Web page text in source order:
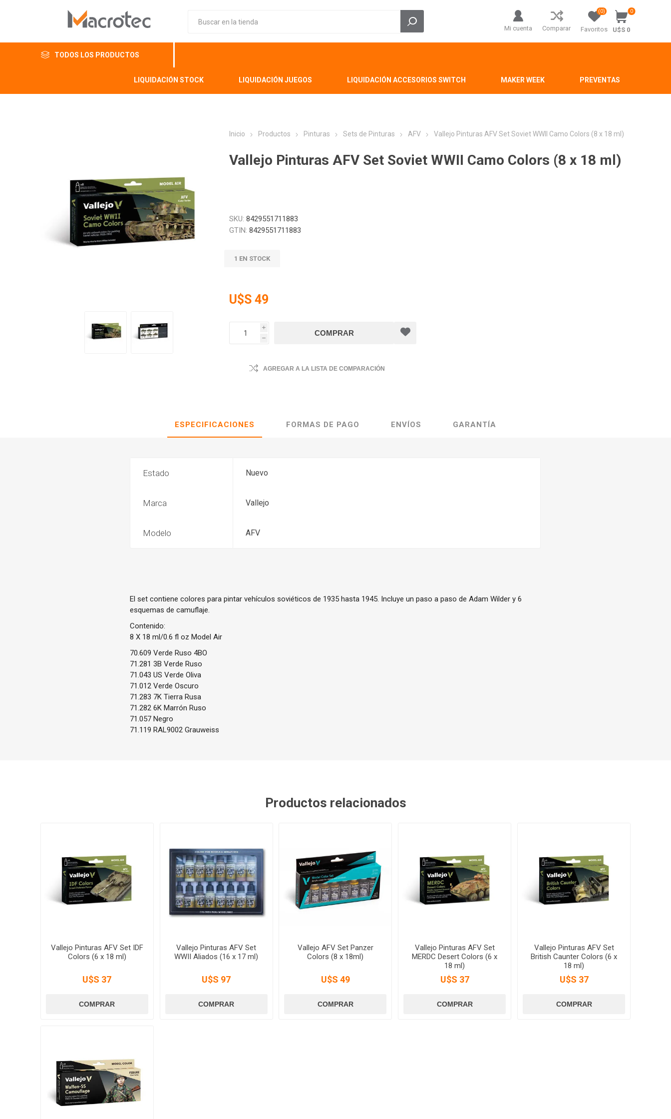
Mi cuenta Comparar Favoritos
(0) 0
U$S 0
TODOS LOS PRODUCTOS
LIQUIDACIÓN STOCK LIQUIDACIÓN JUEGOS LIQUIDACIÓN ACCESORIOS SWITCH MAKER WEEK PREVENTAS
Inicio Productos Pinturas Sets de Pinturas AFV Vallejo Pinturas AFV Set Soviet WWII Camo Colors (8 x 18 ml)
Vallejo Pinturas AFV Set Soviet WWII Camo Colors (8 x 18 ml)
SKU: 8429551711883
GTIN: 8429551711883
1 EN STOCK
U$S 49
i
h
AGREGAR A LA LISTA DE COMPARACIÓN
ESPECIFICACIONES FORMAS DE PAGO ENVÍOS GARANTÍA
Estado Nuevo
Marca Vallejo
Modelo AFV
El set contiene colores para pintar vehículos soviéticos de 1935 hasta 1945. Incluye un paso a paso de Adam Wilder y 6
esquemas de camuflaje.
Contenido:
8 X 18 ml/0.6 fl oz Model Air
70.609 Verde Ruso 4BO
71.281 3B Verde Ruso
71.043 US Verde Oliva
71.012 Verde Oscuro
71.283 7K Tierra Rusa
71.282 6K Marrón Ruso
71.057 Negro
71.119 RAL9002 Grauweiss
Productos relacionados
Vallejo Pinturas AFV Set IDF
Colors (6 x 18 ml)
U$S 37
Vallejo Pinturas AFV Set
WWII Aliados (16 x 17 ml)
U$S 97
Vallejo AFV Set Panzer
Colors (8 x 18ml)
U$S 49
Vallejo Pinturas AFV Set
MERDC Desert Colors (6 x
18 ml)
U$S 37
Vallejo Pinturas AFV Set
British Caunter Colors (6 x
18 ml)
U$S 37